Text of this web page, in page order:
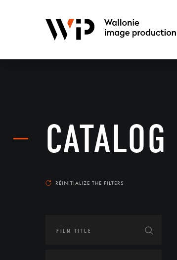
CATALOG
RÉINITIALIZE THE FILTERS